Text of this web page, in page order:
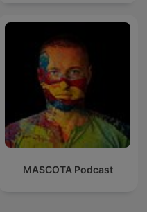
MASCOTA Podcast